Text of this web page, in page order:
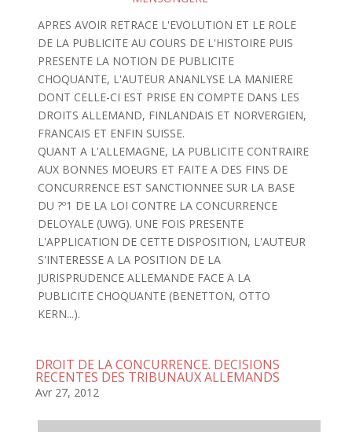
APRES AVOIR RETRACE L'EVOLUTION ET LE ROLE
DE LA PUBLICITE AU COURS DE L'HISTOIRE PUIS
PRESENTE LA NOTION DE PUBLICITE
CHOQUANTE, L'AUTEUR ANANLYSE LA MANIERE
DONT CELLE-CI EST PRISE EN COMPTE DANS LES
DROITS ALLEMAND, FINLANDAIS ET NORVERGIEN,
FRANCAIS ET ENFIN SUISSE.
QUANT A L'ALLEMAGNE, LA PUBLICITE CONTRAIRE
AUX BONNES MOEURS ET FAITE A DES FINS DE
CONCURRENCE EST SANCTIONNEE SUR LA BASE
DU ?º1 DE LA LOI CONTRE LA CONCURRENCE
DELOYALE (UWG). UNE FOIS PRESENTE
L'APPLICATION DE CETTE DISPOSITION, L'AUTEUR
S'INTERESSE A LA POSITION DE LA
JURISPRUDENCE ALLEMANDE FACE A LA
PUBLICITE CHOQUANTE (BENETTON, OTTO
KERN...).
DROIT DE LA CONCURRENCE. DECISIONS
RECENTES DES TRIBUNAUX ALLEMANDS
Avr 27, 2012